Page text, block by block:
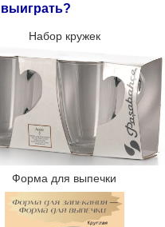
Набор кружек
Форма для выпечки